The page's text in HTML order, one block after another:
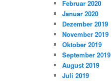
Februar 2020
Januar 2020
Dezember 2019
November 2019
Oktober 2019
September 2019
August 2019
Juli 2019